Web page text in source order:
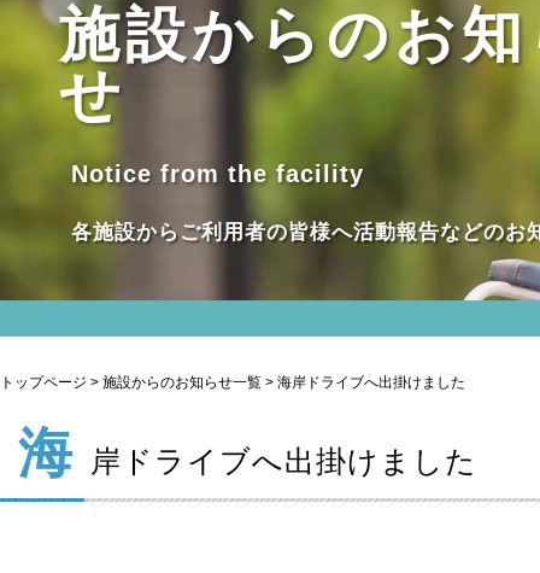
施設からのお
せ
Notice from the facility
各施設からご利用者の皆様へ活動報告などのお
トップページ > 施設からのお知らせ一覧 > 海岸ドライブへ出掛けました
海 岸ドライブへ出掛けました